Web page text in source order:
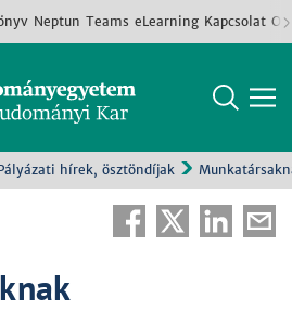
Neptun Teams eLearning Kapcsolat
hírek, ösztöndíjak